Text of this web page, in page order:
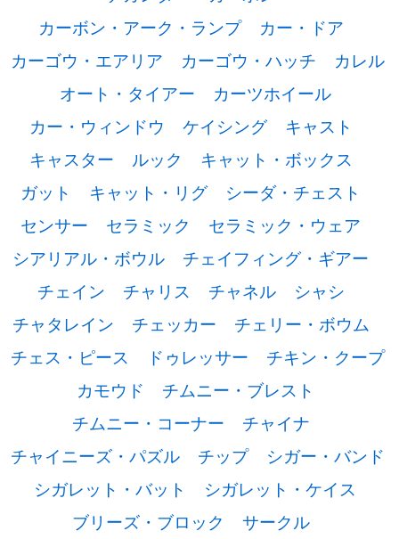
カーボン・アーク・ランプ
カー・ドア
カーゴウ・エアリア
カーゴウ・ハッチ
カレル
オート・タイアー
カーツホイール
カー・ウィンドウ
ケイシング
キャスト
キャスター
ルック
キャット・ボックス
ガット
キャット・リグ
シーダ・チェスト
センサー
セラミック
セラミック・ウェア
シアリアル・ボウル
チェイフィング・ギアー
チェイン
チャリス チャネル
シャシ
チャタレイン
チェッカー
チェリー・ボウム
チェス・ピース
ドゥレッサー
チキン・クープ
カモウド
チムニー・ブレスト
チムニー・コーナー
チャイナ
チャイニーズ・パズル
チップ
シガー・バンド
シガレット・バット
シガレット・ケイス
ブリーズ・ブロック
サークル